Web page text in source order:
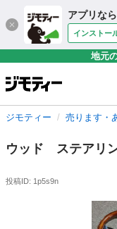
アプリな
インストー
地元
ジモティー 売ります・
ウッド ステアリ
投稿ID: 1p5s9n